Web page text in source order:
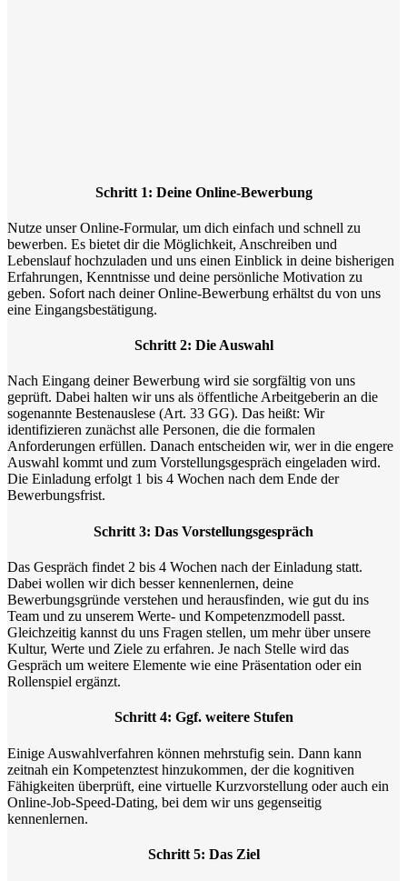
Schritt 1: Deine Online-Bewerbung
Nutze unser Online-Formular, um dich einfach und schnell zu
bewerben. Es bietet dir die Möglichkeit, Anschreiben und
Lebenslauf hochzuladen und uns einen Einblick in deine bisherigen
Erfahrungen, Kenntnisse und deine persönliche Motivation zu
geben. Sofort nach deiner Online-Bewerbung erhältst du von uns
eine Eingangsbestätigung.
Schritt 2: Die Auswahl
Nach Eingang deiner Bewerbung wird sie sorgfältig von uns
geprüft. Dabei halten wir uns als öffentliche Arbeitgeberin an die
sogenannte Bestenauslese (Art. 33 GG). Das heißt: Wir
identifizieren zunächst alle Personen, die die formalen
Anforderungen erfüllen. Danach entscheiden wir, wer in die engere
Auswahl kommt und zum Vorstellungsgespräch eingeladen wird.
Die Einladung erfolgt 1 bis 4 Wochen nach dem Ende der
Bewerbungsfrist.
Schritt 3: Das Vorstellungsgespräch
Das Gespräch findet 2 bis 4 Wochen nach der Einladung statt.
Dabei wollen wir dich besser kennenlernen, deine
Bewerbungsgründe verstehen und herausfinden, wie gut du ins
Team und zu unserem Werte- und Kompetenzmodell passt.
Gleichzeitig kannst du uns Fragen stellen, um mehr über unsere
Kultur, Werte und Ziele zu erfahren. Je nach Stelle wird das
Gespräch um weitere Elemente wie eine Präsentation oder ein
Rollenspiel ergänzt.
Schritt 4: Ggf. weitere Stufen
Einige Auswahlverfahren können mehrstufig sein. Dann kann
zeitnah ein Kompetenztest hinzukommen, der die kognitiven
Fähigkeiten überprüft, eine virtuelle Kurzvorstellung oder auch ein
Online-Job-Speed-Dating, bei dem wir uns gegenseitig
kennenlernen.
Schritt 5: Das Ziel